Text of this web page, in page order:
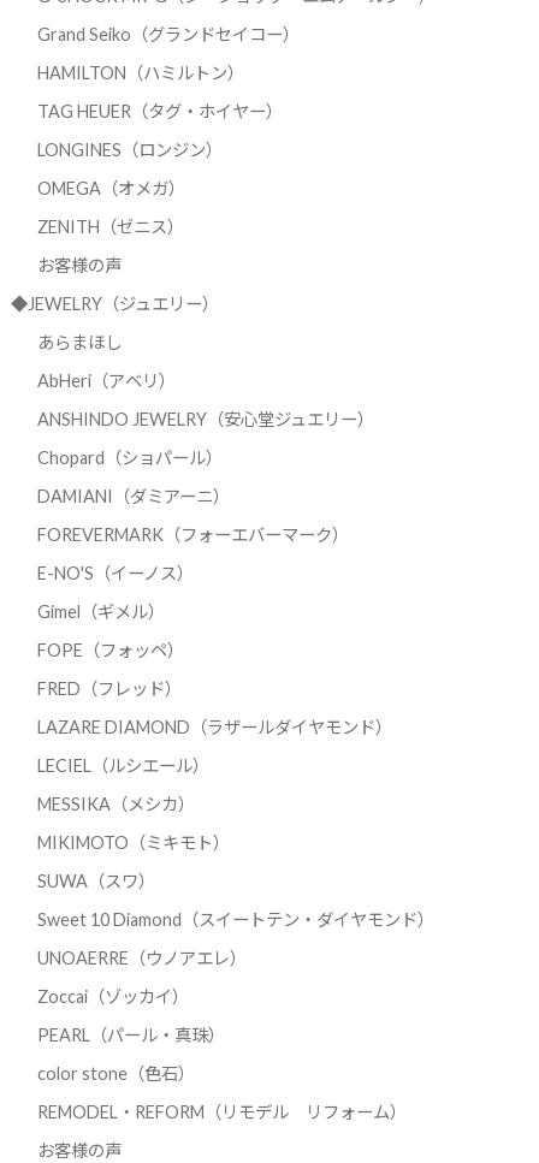
Grand Seiko（グランドセイコー）
HAMILTON（ハミルトン）
TAG HEUER（タグ・ホイヤー）
LONGINES（ロンジン）
OMEGA（オメガ）
ZENITH（ゼニス）
お客様の声
◆JEWELRY（ジュエリー）
あらまほし
AbHeri（アベリ）
ANSHINDO JEWELRY（安心堂ジュエリー）
Chopard（ショパール）
DAMIANI（ダミアーニ）
FOREVERMARK（フォーエバーマーク）
E-NO'S（イーノス）
Gimel（ギメル）
FOPE（フォッペ）
FRED（フレッド）
LAZARE DIAMOND（ラザールダイヤモンド）
LECIEL（ルシエール）
MESSIKA（メシカ）
MIKIMOTO（ミキモト）
SUWA（スワ）
Sweet 10 Diamond（スイートテン・ダイヤモンド）
UNOAERRE（ウノアエレ）
Zoccai（ゾッカイ）
PEARL（パール・真珠）
color stone（色石）
REMODEL・REFORM（リモデル リフォーム）
お客様の声